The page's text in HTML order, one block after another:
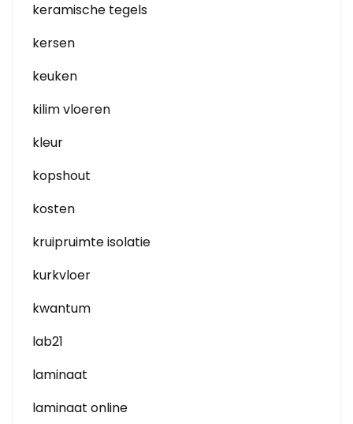
keramische tegels
kersen
keuken
kilim vloeren
kleur
kopshout
kosten
kruipruimte isolatie
kurkvloer
kwantum
lab21
laminaat
laminaat online